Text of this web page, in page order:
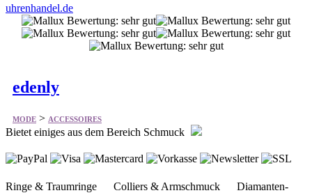
uhrenhandel.de
edenly
MODE > ACCESSOIRES
Bietet einiges aus dem Bereich Schmuck
Ringe & Traumringe Colliers & Armschmuck Diamanten-